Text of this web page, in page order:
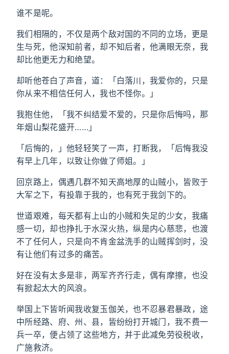
谁不是呢。
我们相隔的，不仅是两个敌对国的不同的立场，更是
生与死，他深知前者，却不知后者，他满眼无奈，我
却比他更无力和绝望。
却听他苍白了声音，道：「白落川，我爱你的，只是
你从来不相信任何人，我也不怪你。」
我抱住他，「我不纠结爱不爱的，只是你后悔吗，那
年烟山梨花盛开……」
「后悔的，」他轻轻笑了一声，打断我，「后悔我没
有早上几年，以致让你做了师姐。」
回京路上，偶遇几群不知天高地厚的山贼小，皆败于
大军之下，有投靠于我的，也有死于我剑下的。
世道艰难，每天都有上山的小贼和失足的少女，我痛
感一切，却也挣扎于水深火热，纵是内心慈悲，也渡
不了任何人，只是向不肯金盆洗手的山贼挥剑时，没
有让他们有过多的痛苦。
好在没有太多是非，两军齐齐行走，偶有摩擦，也没
有掀起太大的风浪。
举国上下皆听闻我收复玉伽关，也不忍暴君暴政，途
中所经路、府、州、县，皆纷纷打开城门，我不费一
兵一卒，便占领了这些地方，并于此减免劳役税收，
广施救济。